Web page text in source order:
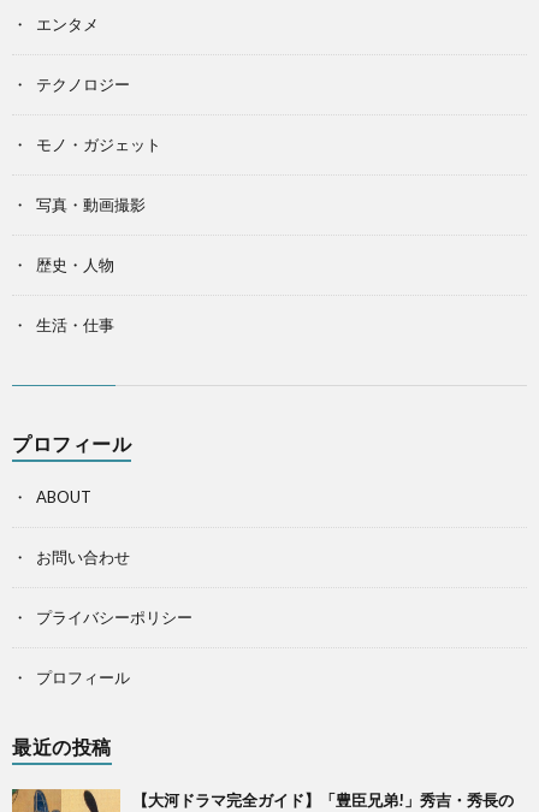
エンタメ
テクノロジー
モノ・ガジェット
写真・動画撮影
歴史・人物
生活・仕事
プロフィール
ABOUT
お問い合わせ
プライバシーポリシー
プロフィール
最近の投稿
【大河ドラマ完全ガイド】「豊臣兄弟!」秀吉・秀長の